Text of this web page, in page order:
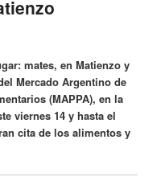
mates, en Matienzo y
Mercado Argentino de
(MAPPA), en la
viernes 14 y hasta el
cita de los alimentos y